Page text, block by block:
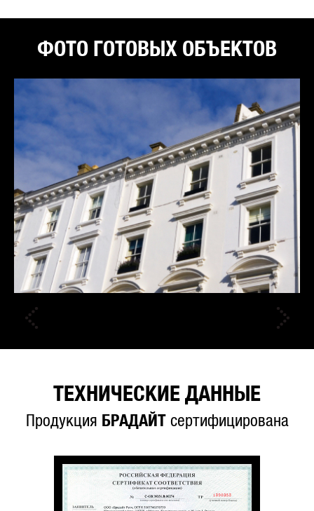
ФОТО ГОТОВЫХ ОБЪЕКТОВ
ТЕХНИЧЕСКИЕ ДАННЫЕ
Продукция БРАДАЙТсертифицирована